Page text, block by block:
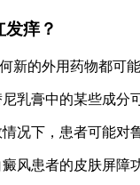
痒？
新的外用药物都可
乳膏中的某些成分
况下，患者可能对
风患者的皮肤屏障